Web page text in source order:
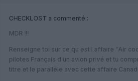
CHECKLOST a commenté :
MDR !!!
Renseigne toi sur ce qu est l affaire “Air
pilotes Français d un avion privé et tu
titre et le parallèle avec cette affaire